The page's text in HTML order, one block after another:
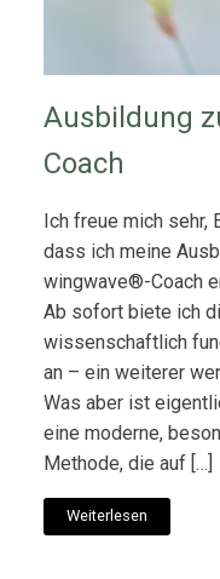
Ausbildung
Coach
Ich freue mich sehr,
dass ich meine
wingwave®-Coach
Ab sofort biete ich
wissenschaftlich
an – ein weiterer
Was aber ist
eine moderne,
Methode, die auf […]
Weiterlesen